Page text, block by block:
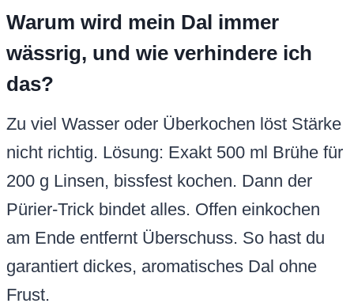
Warum wird mein Dal immer
wässrig, und wie verhindere ich
das?
Zu viel Wasser oder Überkochen löst Stärke
nicht richtig. Lösung: Exakt 500 ml Brühe für
200 g Linsen, bissfest kochen. Dann der
Pürier-Trick bindet alles. Offen einkochen
am Ende entfernt Überschuss. So hast du
garantiert dickes, aromatisches Dal ohne
Frust.